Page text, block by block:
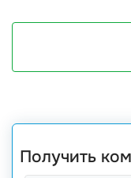
Получить